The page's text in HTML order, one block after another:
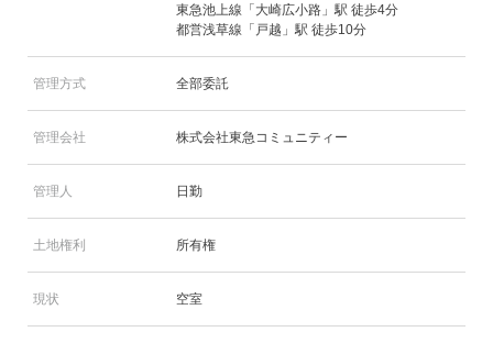
東急池上線「大崎広小路」駅 徒歩4分
都営浅草線「戸越」駅 徒歩10分
管理方式 全部委託
管理会社 株式会社東急コミュニティー
管理人 日勤
土地権利 所有権
現状 空室